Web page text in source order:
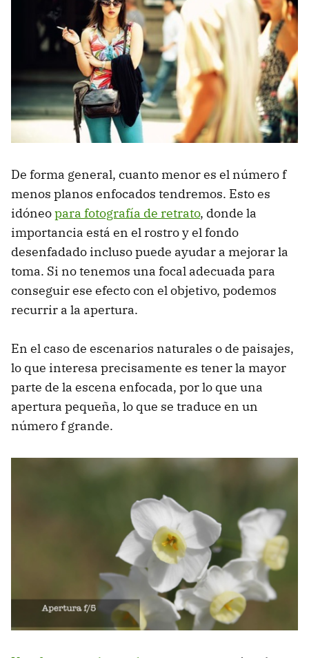
De forma general, cuanto menor es el número f
menos planos enfocados tendremos. Esto es
idóneopara fotografía de retrato, donde la
importancia está en el rostro y el fondo
desenfadado incluso puede ayudar a mejorar la
toma. Si no tenemos una focal adecuada para
conseguir ese efecto con el objetivo, podemos
recurrir a la apertura.
En el caso de escenarios naturales o de paisajes,
lo que interesa precisamente es tener la mayor
parte de la escena enfocada, por lo que una
apertura pequeña, lo que se traduce en un
número f grande.